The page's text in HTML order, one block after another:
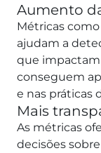
Aumento
Métricas
ajudam a
que
conseguem
e nas práticas
Mais
As métricas
decisões